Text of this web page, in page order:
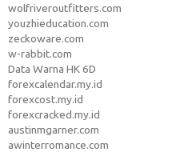
wolfriveroutfitters.com
youzhieducation.com
zeckoware.com
w-rabbit.com
Data Warna HK 6D
forexcalendar.my.id
forexcost.my.id
forexcracked.my.id
austinmgarner.com
awinterromance.com